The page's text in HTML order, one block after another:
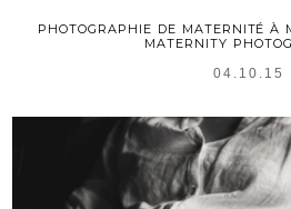
PHOTOGRAPHIE DE MATERNITÉ À
MATERNITY
04.10.15